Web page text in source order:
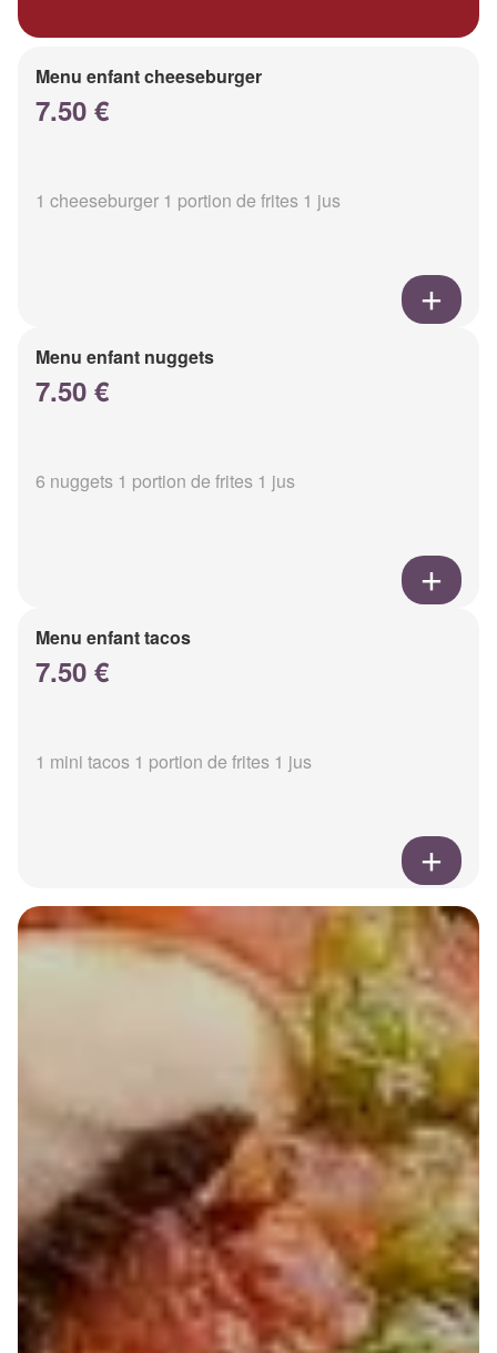
Menu enfant cheeseburger
7.50 €
1 cheeseburger 1 portion de frites 1 jus
Menu enfant nuggets
7.50 €
6 nuggets 1 portion de frites 1 jus
Menu enfant tacos
7.50 €
1 mini tacos 1 portion de frites 1 jus